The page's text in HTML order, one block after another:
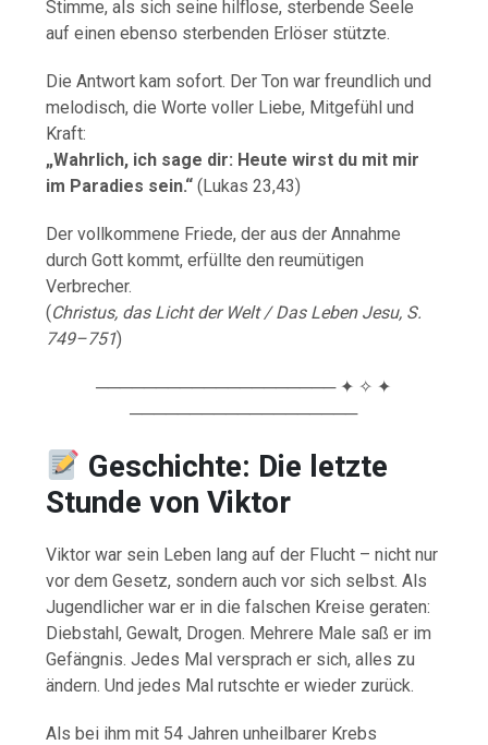
Stimme, als sich seine hilflose, sterbende Seele
auf einen ebenso sterbenden Erlöser stützte.
Die Antwort kam sofort. Der Ton war freundlich und
melodisch, die Worte voller Liebe, Mitgefühl und
Kraft:
„Wahrlich, ich sage dir: Heute wirst du mit mir
im Paradies sein.“ (Lukas 23,43)
Der vollkommene Friede, der aus der Annahme
durch Gott kommt, erfüllte den reumütigen
Verbrecher.
(Christus, das Licht der Welt / Das Leben Jesu, S.
749–751)
──────────────────── ✦ ✧ ✦
───────────────────
Geschichte: Die letzte
Stunde von Viktor
Viktor war sein Leben lang auf der Flucht – nicht nur
vor dem Gesetz, sondern auch vor sich selbst. Als
Jugendlicher war er in die falschen Kreise geraten:
Diebstahl, Gewalt, Drogen. Mehrere Male saß er im
Gefängnis. Jedes Mal versprach er sich, alles zu
ändern. Und jedes Mal rutschte er wieder zurück.
Als bei ihm mit 54 Jahren unheilbarer Krebs